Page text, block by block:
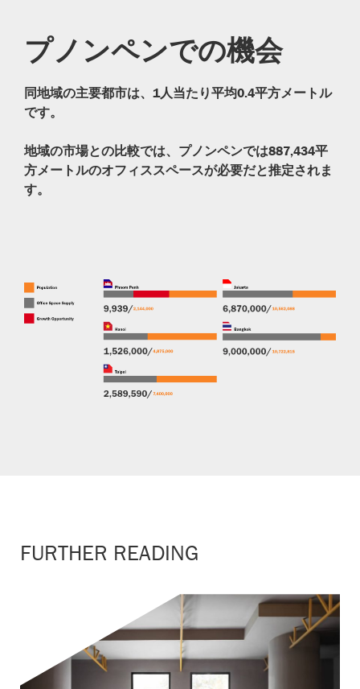
プノンペンでの機会
同地域の主要都市は、1人当たり平均0.4平方メートル
です。
地域の市場との比較では、プノンペンでは887,434平
方メートルのオフィススペースが必要だと推定されま
す。
FURTHER READING